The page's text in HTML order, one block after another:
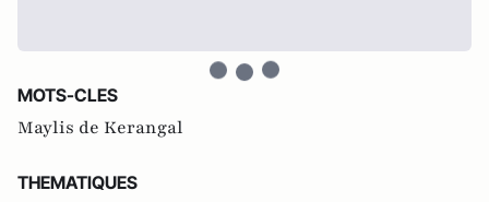
MOTS-CLES
Maylis de Kerangal
THEMATIQUES